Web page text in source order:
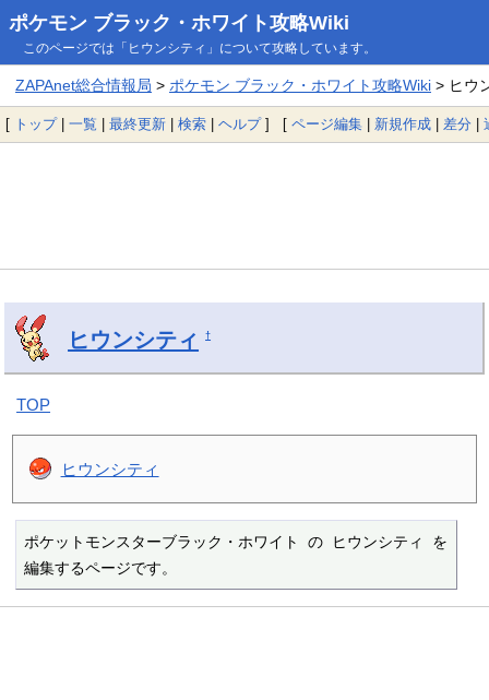
ポケモン ブラック・ホワイト攻略Wiki
このページでは「ヒウンシティ」について攻略しています。
ZAPAnet総合情報局 > ポケモン ブラック・ホワイト攻略Wiki> ヒウ
[ トップ| 一覧 | 最終更新 | 検索 | ヘルプ] [ ページ編集 | 新規作成 | 差分 |
ヒウンシティ †
TOP
ヒウンシティ
ポケットモンスターブラック・ホワイト の ヒウンシティ を
編集するページです。